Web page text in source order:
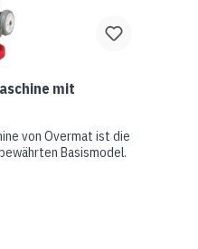
mit
von Overmat ist die
Basismodel.